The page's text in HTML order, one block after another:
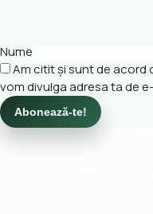
Nume
Am citit și sunt de acord
vom divulga adresa ta de
Abonează-te!